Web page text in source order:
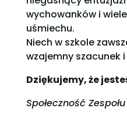
wychowanków i
uśmiechu.
Niech w szkole
wzajemny szacunek
Dziękujemy, że
Społeczność